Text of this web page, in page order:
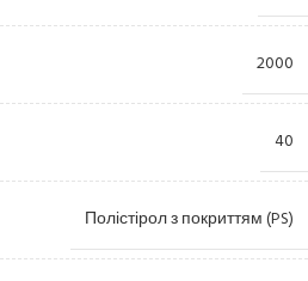
2000
40
Полістірол з покриттям (PS)